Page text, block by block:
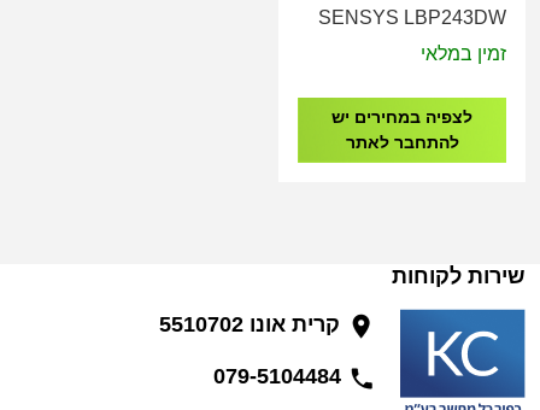
SENSYS LBP243DW
זמין במלאי
לצפיה במחירים יש
להתחבר לאתר
שירות לקוחות
קרית אונו 5510702